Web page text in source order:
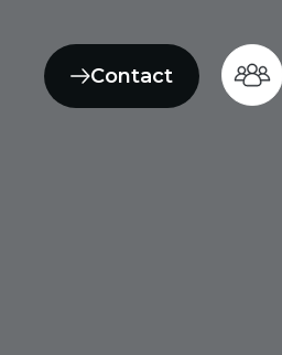
Contact